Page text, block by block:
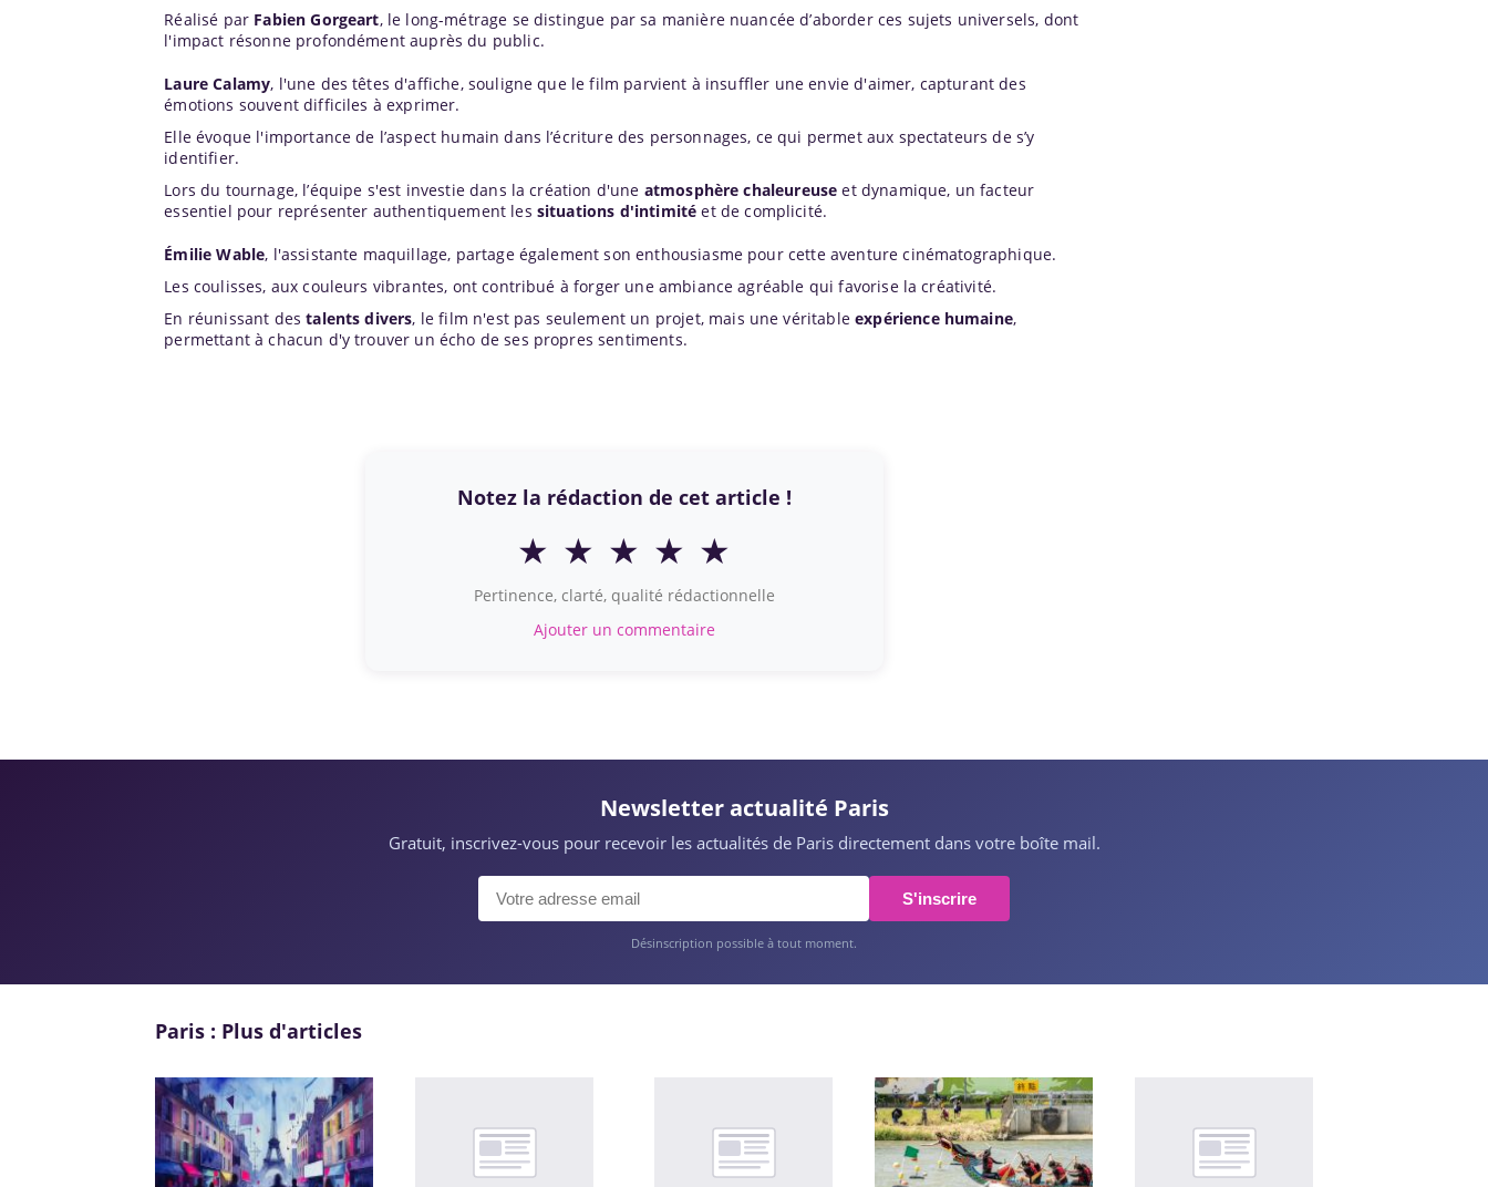
Réalisé par Fabien Gorgeart, le long-métrage se distingue par sa manière nuancée d’aborder ces sujets universels, dont
l'impact résonne profondément auprès du public.
Laure Calamy, l'une des têtes d'affiche, souligne que le film parvient à insuffler une envie d'aimer, capturant des
émotions souvent difficiles à exprimer.
Elle évoque l'importance de l’aspect humain dans l’écriture des personnages, ce qui permet aux spectateurs de s’y
identifier.
Lors du tournage, l’équipe s'est investie dans la création d'une atmosphère chaleureuse et dynamique, un facteur
essentiel pour représenter authentiquement les situations d'intimité et de complicité.
Émilie Wable, l'assistante maquillage, partage également son enthousiasme pour cette aventure cinématographique.
Les coulisses, aux couleurs vibrantes, ont contribué à forger une ambiance agréable qui favorise la créativité.
En réunissant destalents divers, le film n'est pas seulement un projet, mais une véritableexpérience humaine,
permettant à chacun d'y trouver un écho de ses propres sentiments.
Notez la rédaction de cet article !
★ ★ ★ ★ ★
Pertinence, clarté, qualité rédactionnelle
Ajouter un commentaire
Newsletter actualité Paris
Gratuit, inscrivez-vous pour recevoir les actualités de Paris directement dans votre boîte mail.
S'inscrire
Désinscription possible à tout moment.
Paris : Plus d'articles